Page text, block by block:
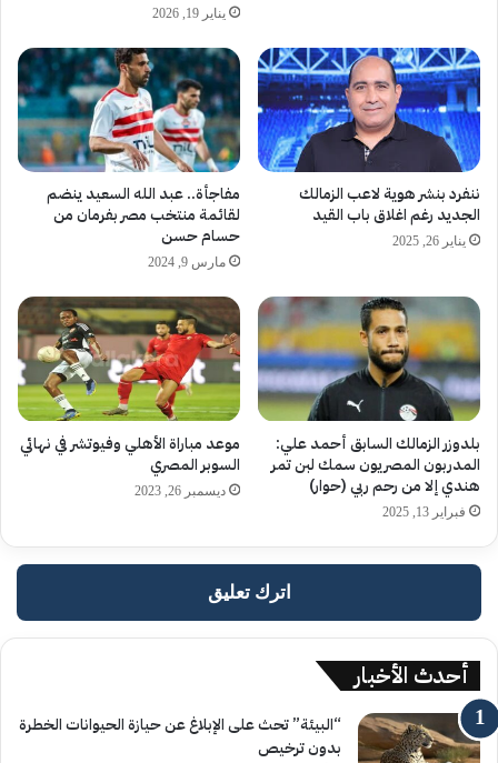
يناير 19, 2026
ننفرد بنشر هوية لاعب الزمالك
الجديد رغم اغلاق باب القيد
يناير 26, 2025
مفاجأة.. عبد الله السعيد ينضم
لقائمة منتخب مصر بفرمان من
حسام حسن
مارس 9, 2024
بلدوزر الزمالك السابق أحمد علي:
المدربون المصريون سمك لبن تمر
هندي إلا من رحم ربي (حوار)
فبراير 13, 2025
موعد مباراة الأهلي وفيوتشر في نهائي
السوبر المصري
ديسمبر 26, 2023
اترك تعليق
أحدث الأخبار
“البيئة” تحث على الإبلاغ عن حيازة الحيوانات الخطرة
بدون ترخيص